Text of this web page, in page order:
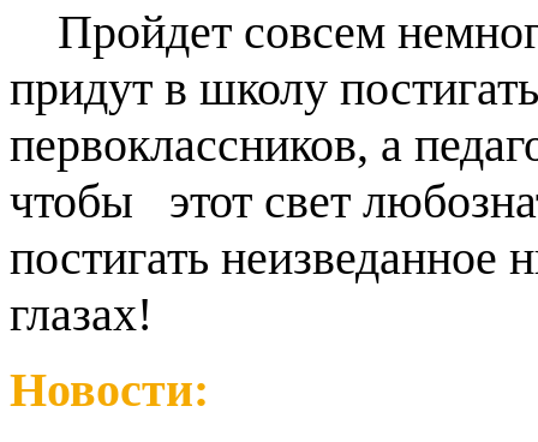
Пройдет совсем
придут в школу
первоклассников, а
чтобы этот свет
постигать неизведанное
глазах!
Новости: